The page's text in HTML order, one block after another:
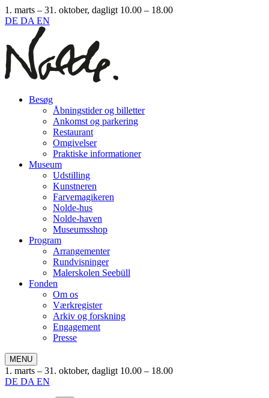
1. marts – 31. oktober, dagligt 10.00 – 18.00
DE DA EN
Besøg
Åbningstider og billetter
Ankomst og parkering
Restaurant
Omgivelser
Praktiske informationer
Museum
Udstilling
Kunstneren
Farvemagikeren
Nolde-hus
Nolde-haven
Museumsshop
Program
Arrangementer
Rundvisninger
Malerskolen Seebüll
Fonden
Om os
Værkregister
Arkiv og forskning
Engagement
Presse
MENU
1. marts – 31. oktober, dagligt 10.00 – 18.00
DE DA EN